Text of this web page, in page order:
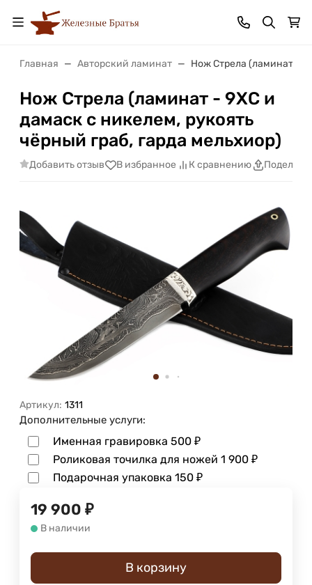
Главная Авторский ламинат Нож Стрела (ламинат -
Нож Стрела (ламинат - 9ХС и
дамаск с никелем, рукоять
чёрный граб, гарда мельхиор)
Добавить отзыв В избранное К сравнению
Артикул: 1311
Дополнительные услуги:
Именная гравировка 500 ₽
Роликовая точилка для ножей 1 900 ₽
Подарочная упаковка 150 ₽
19 900 ₽
В наличии
В корзину